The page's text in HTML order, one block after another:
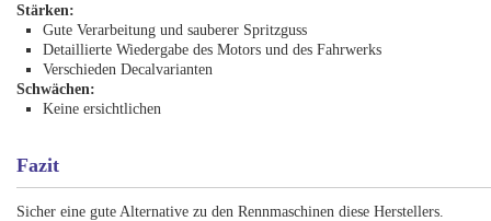
Stärken:
Gute Verarbeitung und sauberer Spritzguss
Detaillierte Wiedergabe des Motors und des Fahrwerks
Verschieden Decalvarianten
Schwächen:
Keine ersichtlichen
Fazit
Sicher eine gute Alternative zu den Rennmaschinen diese Herstellers.